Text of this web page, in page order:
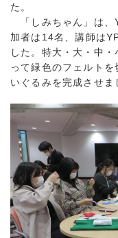
た。
「しみちゃん」は、
加者は14名、講師は
した。特大・大・中
って緑色のフェルト
いぐるみを完成させま